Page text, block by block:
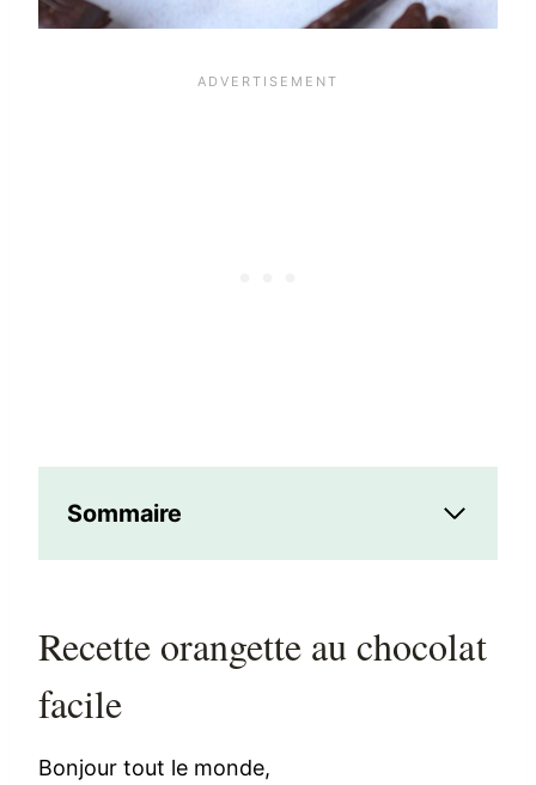
Sommaire
Recette orangette au chocolat
facile
Bonjour tout le monde,